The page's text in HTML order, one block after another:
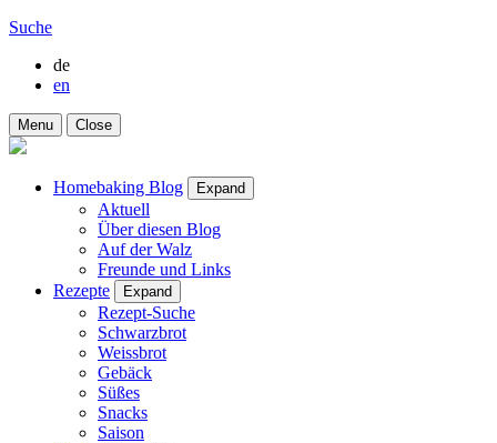
Suche
de
en
Menu Close
Homebaking Blog Expand
Aktuell
Über diesen Blog
Auf der Walz
Freunde und Links
Rezepte
Expand
Rezept-Suche
Schwarzbrot
Weissbrot
Gebäck
Süßes
Snacks
Saison